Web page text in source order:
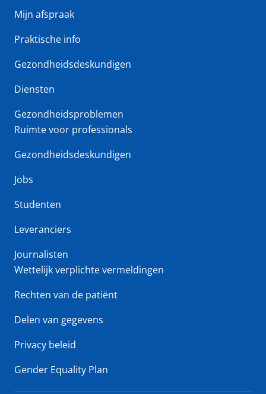
Mijn afspraak
Praktische info
Gezondheidsdeskundigen
Diensten
Gezondheidsproblemen
Ruimte voor professionals
Gezondheidsdeskundigen
Jobs
Studenten
Leveranciers
Journalisten
Wettelijk verplichte vermeldingen
Rechten van de patiënt
Delen van gegevens
Privacy beleid
Gender Equality Plan